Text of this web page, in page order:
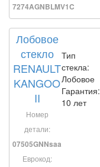
7274AGNBLMV1C
Лобовое
стекло
RENAULT
KANGOO
II
Номер
детали:
07505GNNsaa
Еврокод:
Тип
стекла:
Лобовое
Гарантия:
10 лет